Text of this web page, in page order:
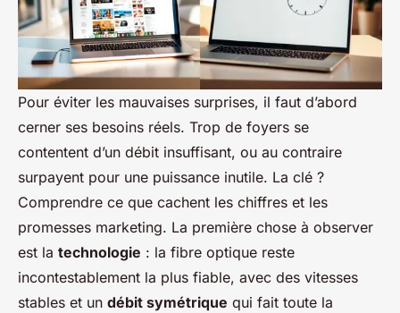
Pour éviter les mauvaises surprises, il faut d’abord
cerner ses besoins réels. Trop de foyers se
contentent d’un débit insuffisant, ou au contraire
surpayent pour une puissance inutile. La clé ?
Comprendre ce que cachent les chiffres et les
promesses marketing. La première chose à observer
est la technologie : la fibre optique reste
incontestablement la plus fiable, avec des vitesses
stables et un débit symétrique qui fait toute la